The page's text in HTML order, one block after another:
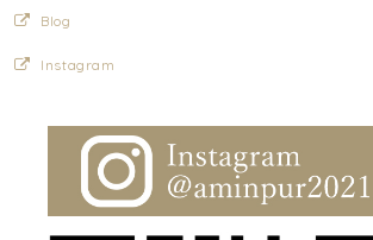
Blog
Instagram